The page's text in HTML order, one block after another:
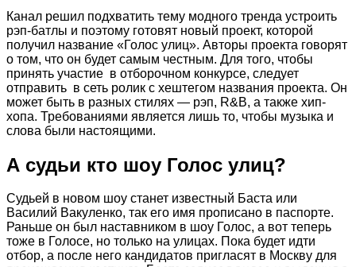
Канал решил подхватить тему модного тренда устроить
рэп-батлы и поэтому готовят новый проект, которой
получил название «Голос улиц». Авторы проекта говорят
о том, что он будет самым честным. Для того, чтобы
принять участие в отборочном конкурсе, следует
отправить в сеть ролик с хештегом названия проекта. Он
может быть в разных стилях — рэп, R&B, а также хип-
хопа. Требованиями является лишь то, чтобы музыка и
слова были настоящими.
А судьи кто шоу Голос улиц?
Судьей в новом шоу станет известный Баста или
Василий Вакуленко, так его имя прописано в паспорте.
Раньше он был наставником в шоу Голос, а вот теперь
тоже в Голосе, но только на улицах. Пока будет идти
отбор, а после него кандидатов пригласят в Москву для